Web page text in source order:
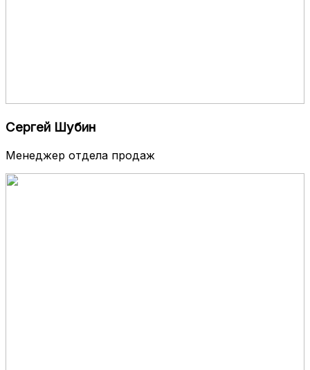
Сергей Шубин
Менеджер отдела продаж